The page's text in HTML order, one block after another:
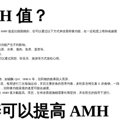
值？
值是比较困难的，但可以通过以下方式来改善卵巢功能，在一定程度上维持或减缓
能产生不利影响。
、水果、瘦肉、鱼类、蛋类等。
通过冥想、听音乐、旅游等方式放松心情。
如辅酶 Q10、DHEA 等，但药物的效果因人而异。
，每周进行三次瑜伽运动，并且注重饮食的营养均衡，多吃富含维生素 E 的食物，一段
但卵巢功能衰退的速度可能会减缓。
值大幅提高。而且，任何改善措施都需要长期坚持，并在医生的指导下进行。
以提高 AMH